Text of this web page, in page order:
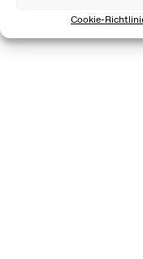
Cookie-